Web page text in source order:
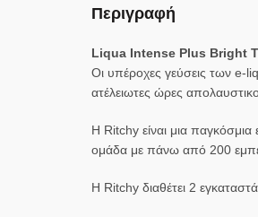
Περιγραφή
Liqua Intense Plus Bright
Οι υπέροχες γεύσεις των e-
ατέλειωτες ώρες
Η Ritchy είναι μια παγκόσμια
ομάδα με πάνω από 200
Η Ritchy διαθέτει 2